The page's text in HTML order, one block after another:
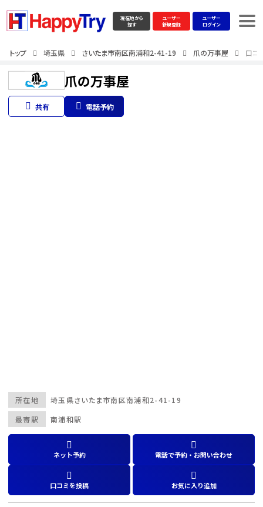
現在地から
探す
ユーザー
新規登録
ユーザー
ログイン
トップ 埼玉県 さいたま市南区南浦和2-41-19 爪の万事屋 口コ
爪の万事屋
共有 電話予約
最寄駅 南浦和駅
所在地 埼玉県さいたま市南区南浦和2-41-19
ネット予約 電話で予約・お問い合わせ
口コミを投稿 お気に入り追加